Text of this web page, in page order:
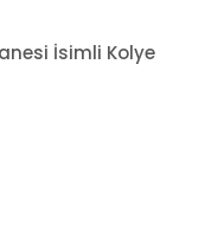
İsimli Kolye